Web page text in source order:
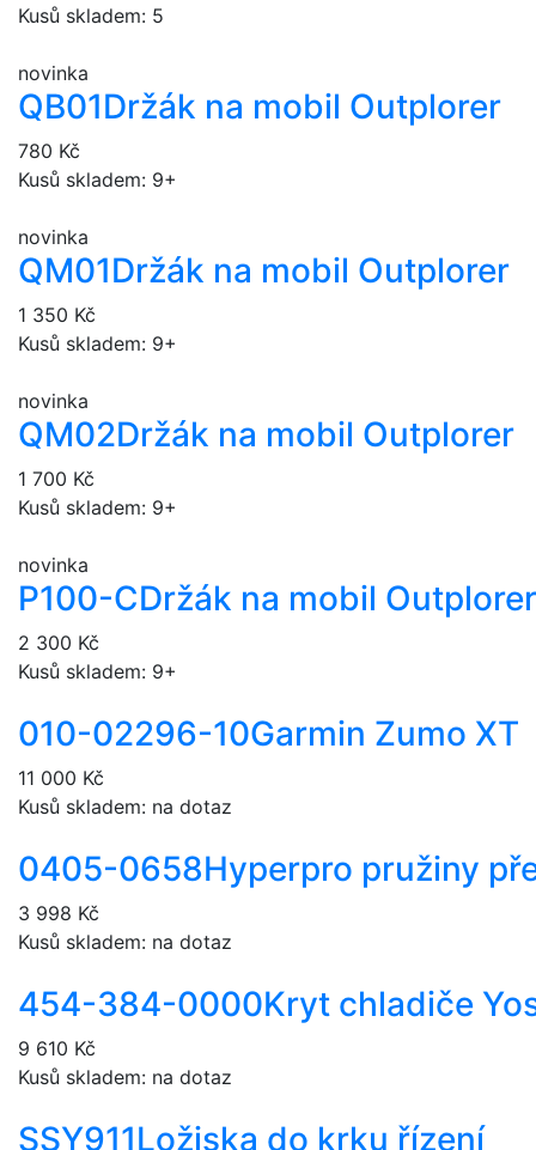
Kusů skladem: 5
novinka
QB01Držák na mobil Outplorer
780 Kč
Kusů skladem: 9+
novinka
QM01Držák na mobil Outplorer
1 350 Kč
Kusů skladem: 9+
novinka
QM02Držák na mobil Outplorer
1 700 Kč
Kusů skladem: 9+
novinka
P100-CDržák na mobil
2 300 Kč
Kusů skladem: 9+
010-02296-10Garmin Zumo XT
11 000 Kč
Kusů skladem: na dotaz
0405-0658Hyperpro pružiny
3 998 Kč
Kusů skladem: na dotaz
454-384-0000Kryt chladiče
9 610 Kč
Kusů skladem: na dotaz
SSY911Ložiska do krku řízení